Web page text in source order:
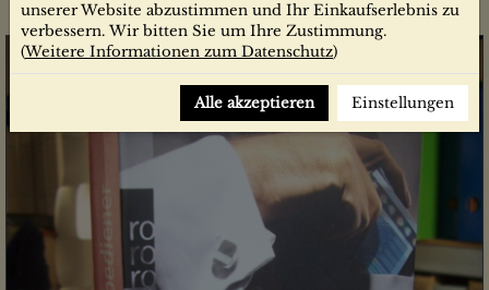
unserer Website abzustimmen und Ihr Einkaufserlebnis zu
verbessern. Wir bitten Sie um Ihre Zustimmung.
(Weitere Informationen zum Datenschutz)
Alle akzeptieren Einstellungen